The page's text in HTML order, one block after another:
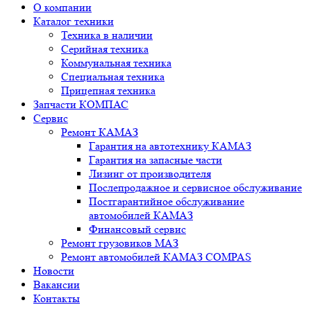
О компании
Каталог техники
Техника в наличии
Серийная техника
Коммунальная техника
Специальная техника
Прицепная техника
Запчасти КОМПАС
Сервис
Ремонт КАМАЗ
Гарантия на автотехнику КАМАЗ
Гарантия на запасные части
Лизинг от производителя
Послепродажное и сервисное обслуживание
Постгарантийное обслуживание
автомобилей КАМАЗ
Финансовый сервис
Ремонт грузовиков МАЗ
Ремонт автомобилей КАМАЗ COMPAS
Новости
Вакансии
Контакты